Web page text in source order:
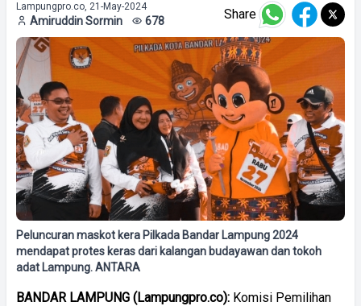
Lampungpro.co, 21-May-2024
Amiruddin Sormin 678 Share
Peluncuran maskot kera Pilkada Bandar Lampung 2024
mendapat protes keras dari kalangan budayawan dan tokoh
adat Lampung. ANTARA
BANDAR LAMPUNG (Lampungpro.co): Komisi Pemilihan